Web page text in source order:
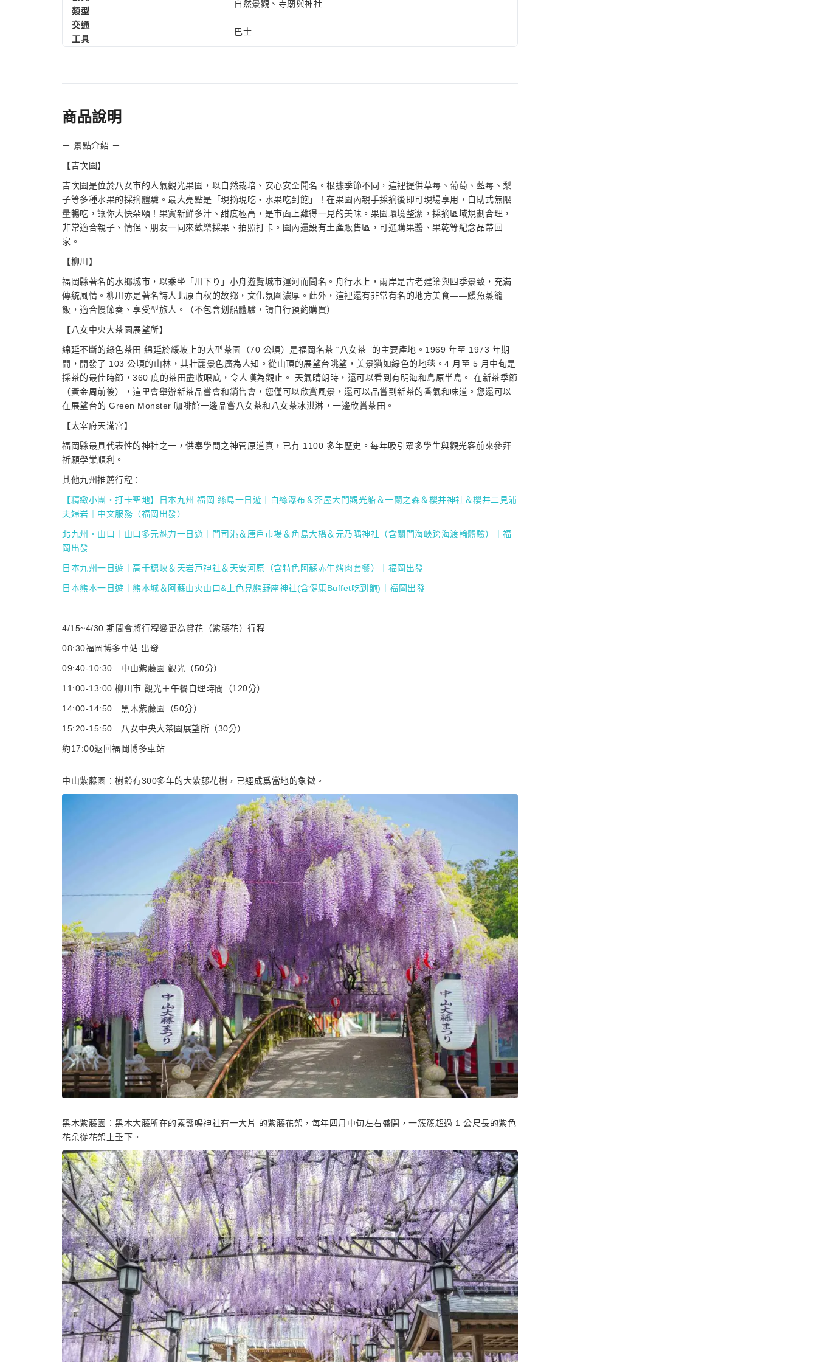
類型
自然景觀、寺廟與神社
交通
工具
巴士
商品說明
－ 景點介紹 －
【吉次園】
吉次園是位於八女市的人氣觀光果園，以自然栽培、安心安全聞名。根據季節不同，這裡提供草莓、葡萄、藍莓、梨
子等多種水果的採摘體驗。最大亮點是「現摘現吃・水果吃到飽」！在果園內親手採摘後即可現場享用，自助式無限
量暢吃，讓你大快朵頤！果實新鮮多汁、甜度極高，是市面上難得一見的美味。果園環境整潔，採摘區域規劃合理，
非常適合親子、情侶、朋友一同來歡樂採果、拍照打卡。園內還設有土產販售區，可選購果醬、果乾等紀念品帶回
家。
【柳川】
福岡縣著名的水鄉城市，以乘坐「川下り」小舟遊覽城市運河而聞名。舟行水上，兩岸是古老建築與四季景致，充滿
傳統風情。柳川亦是著名詩人北原白秋的故鄉，文化氛圍濃厚。此外，這裡還有非常有名的地方美食——鰻魚蒸籠
飯，適合慢節奏、享受型旅人。（不包含划船體驗，請自行預約購買）
【八女中央大茶園展望所】
綿延不斷的綠色茶田 綿延於緩坡上的大型茶園（70 公頃）是福岡名茶 “八女茶 ”的主要產地。1969 年至 1973 年期
間，開發了 103 公頃的山林，其壯麗景色廣為人知。從山頂的展望台眺望，美景猶如綠色的地毯。4 月至 5 月中旬是
採茶的最佳時節，360 度的茶田盡收眼底，令人嘆為觀止。 天氣晴朗時，還可以看到有明海和島原半島。 在新茶季節
（黃金周前後），這里會舉辦新茶品嘗會和銷售會，您僅可以欣賞風景，還可以品嘗到新茶的香氣和味道。您還可以
在展望台的 Green Monster 咖啡館一邊品嘗八女茶和八女茶冰淇淋，一邊欣賞茶田。
【太宰府天滿宮】
福岡縣最具代表性的神社之一，供奉學問之神菅原道真，已有 1100 多年歷史。每年吸引眾多學生與觀光客前來參拜
祈願學業順利。
其他九州推薦行程：
【精緻小團・打卡聖地】日本九州 福岡 絲島一日遊｜白絲瀑布＆芥屋大門觀光船＆一蘭之森＆櫻井神社＆櫻井二見浦
夫婦岩｜中文服務（福岡出發）
北九州・山口｜山口多元魅力一日遊｜門司港＆唐戶市場＆角島大橋＆元乃隅神社（含關門海峽跨海渡輪體驗）｜福
岡出發
日本九州一日遊｜高千穗峽＆天岩戸神社＆天安河原（含特色阿蘇赤牛烤肉套餐）｜福岡出發
日本熊本一日遊｜熊本城＆阿蘇山火山口&上色見熊野座神社(含健康Buffet吃到飽)｜福岡出發
4/15~4/30 期間會將行程變更為賞花（紫藤花）行程
08:30福岡博多車站 出發
09:40-10:30 中山紫藤園 觀光（50分）
11:00-13:00 柳川市 觀光＋午餐自理時間（120分）
14:00-14:50 黑木紫藤園（50分）
15:20-15:50 八女中央大茶園展望所（30分）
約17:00返回福岡博多車站
中山紫藤園：樹齡有300多年的大紫藤花樹，已經成爲當地的象徵。
黑木紫藤園：黑木大藤所在的素盞鳴神社有一大片 的紫藤花架，每年四月中旬左右盛開，一簇簇超過 1 公尺長的紫色
花朵從花架上垂下。